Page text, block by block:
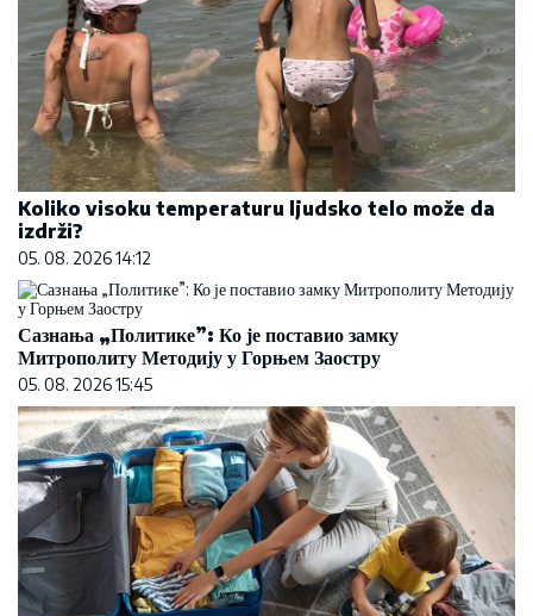
Koliko visoku temperaturu ljudsko telo može da
izdrži?
05. 08. 2026 14:12
Сазнања „Политике”: Ко је поставио замку
Митрополиту Методију у Горњем Заостру
05. 08. 2026 15:45